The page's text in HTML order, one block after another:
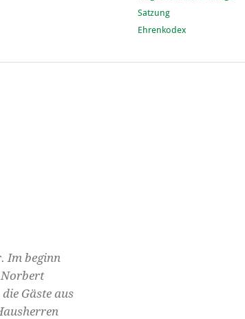
Satzung
Ehrenkodex
Im beginn
Norbert
Gäste aus